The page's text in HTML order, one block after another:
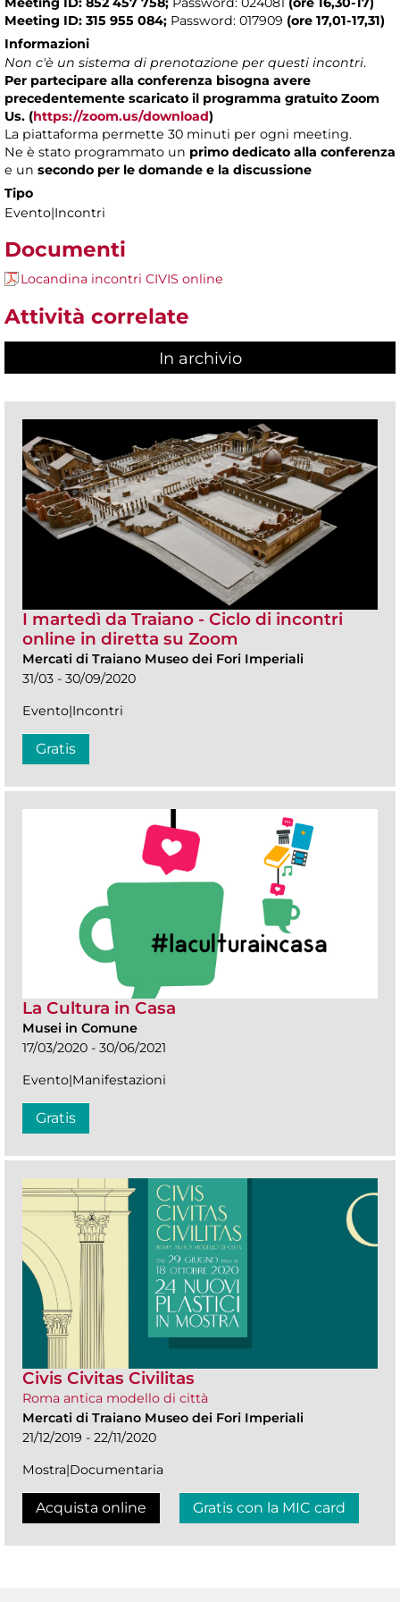
Meeting ID: 315 955 084; Password: 017909 (ore 17,01-17,31)
Informazioni
Non c'è un sistema di prenotazione per questi incontri.
Per partecipare alla conferenza bisogna avere
precedentemente scaricato il programma gratuito Zoom
Us. (https://zoom.us/download)
La piattaforma permette 30 minuti per ogni meeting.
Ne è stato programmato un primo dedicato alla conferenza
e un secondo per le domande e la discussione
Tipo
Evento|Incontri
Documenti
Locandina incontri CIVIS online
Attività correlate
In archivio
I martedì da Traiano - Ciclo di incontri
online in diretta su Zoom
Mercati di Traiano Museo dei Fori Imperiali
31/03 - 30/09/2020
Evento|Incontri
Gratis
La Cultura in Casa
Musei in Comune
17/03/2020 - 30/06/2021
Evento|Manifestazioni
Gratis
Civis Civitas Civilitas
Roma antica modello di città
Mercati di Traiano Museo dei Fori Imperiali
21/12/2019 - 22/11/2020
Mostra|Documentaria
Acquista online Gratis con la MIC card